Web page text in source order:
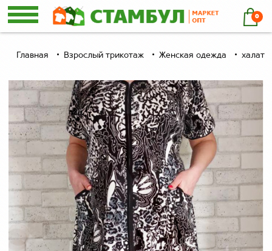
0
Главная Взрослый трикотаж Женская одежда